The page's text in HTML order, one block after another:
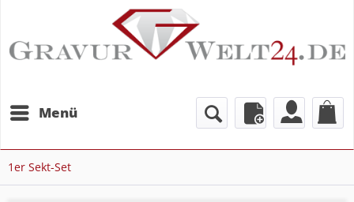
Menü
1er Sekt-Set